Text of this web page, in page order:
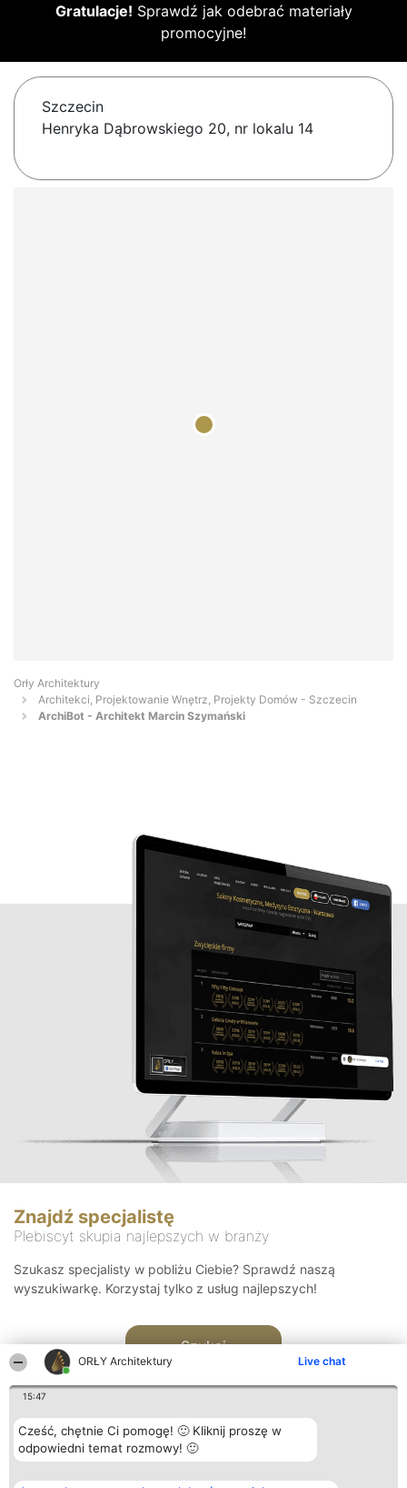
ORŁY Architektury Live chat
15:47
Cześć, chętnie Ci pomogę! 🙂 Kliknij proszę w
odpowiedni temat rozmowy! 🙂
Gratulacje! Sprawdź jak odebrać materiały
promocyjne!
Szczecin
Henryka Dąbrowskiego 20, nr lokalu 14
Orły Architektury
Architekci, Projektowanie Wnętrz, Projekty Domów - Szczecin
ArchiBot - Architekt Marcin Szymański
Znajdź specjalistę
Plebiscyt skupia najlepszych w branży
Szukasz specjalisty w pobliżu Ciebie? Sprawdź naszą
wyszukiwarkę. Korzystaj tylko z usług najlepszych!
Szukaj
Organizator plebiscytu Plebiscyt Kontakt